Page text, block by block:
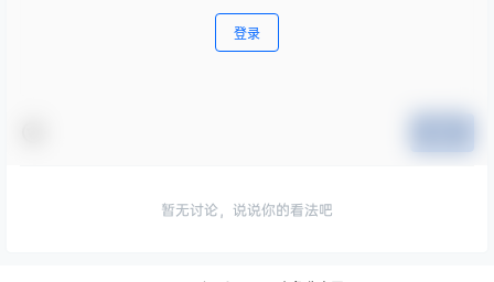
登录
暂无讨论，说说你的看法吧